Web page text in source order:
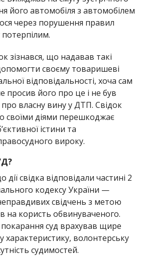
його автомобіля з автомобілем
через порушення правил
зізнався, що надавав такі
своєму товаришеві
відповідальності, хоча сам
просив його про це і не був
власну вину у ДТП. Свідок
своїми діями перешкоджає
істини та
вироку.
свідка відповідали частині 2
кодексу України —
свідчень з метою
на користь обвинуваченого.
суд врахував щире
характеристику, волонтерську
судимостей.